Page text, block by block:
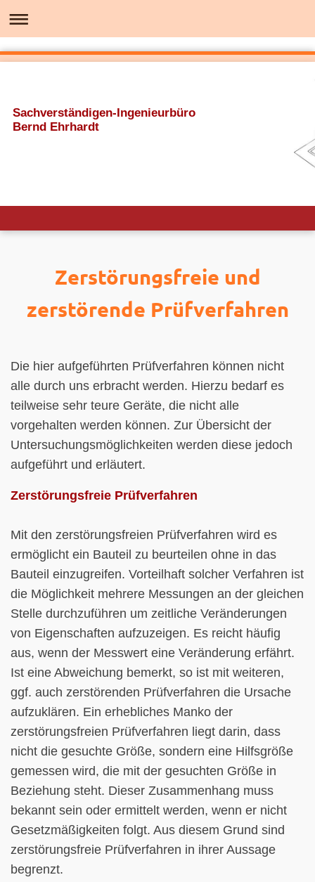
Sachverständigen-Ingenieurbüro
Bernd Ehrhardt
Zerstörungsfreie und
zerstörende Prüfverfahren
Die hier aufgeführten Prüfverfahren können nicht
alle durch uns erbracht werden. Hierzu bedarf es
teilweise sehr teure Geräte, die nicht alle
vorgehalten werden können. Zur Übersicht der
Untersuchungsmöglichkeiten werden diese jedoch
aufgeführt und erläutert.
Zerstörungsfreie Prüfverfahren
Mit den zerstörungsfreien Prüfverfahren wird es
ermöglicht ein Bauteil zu beurteilen ohne in das
Bauteil einzugreifen. Vorteilhaft solcher Verfahren ist
die Möglichkeit mehrere Messungen an der gleichen
Stelle durchzuführen um zeitliche Veränderungen
von Eigenschaften aufzuzeigen. Es reicht häufig
aus, wenn der Messwert eine Veränderung erfährt.
Ist eine Abweichung bemerkt, so ist mit weiteren,
ggf. auch zerstörenden Prüfverfahren die Ursache
aufzuklären. Ein erhebliches Manko der
zerstörungsfreien Prüfverfahren liegt darin, dass
nicht die gesuchte Größe, sondern eine Hilfsgröße
gemessen wird, die mit der gesuchten Größe in
Beziehung steht. Dieser Zusammenhang muss
bekannt sein oder ermittelt werden, wenn er nicht
Gesetzmäßigkeiten folgt. Aus diesem Grund sind
zerstörungsfreie Prüfverfahren in ihrer Aussage
begrenzt.